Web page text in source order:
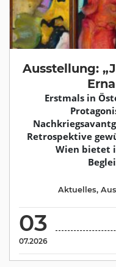
Ausstellung:
Erstmals in
Retrospektive
Wien bietet
03
07.2026
Aktuelles,